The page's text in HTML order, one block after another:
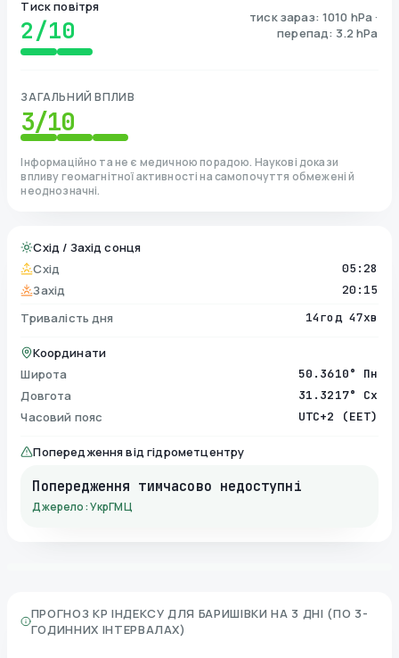
Тиск повітря
2/10
тиск зараз: 1010 hPa ·
перепад: 3.2 hPa
ЗАГАЛЬНИЙ ВПЛИВ
3/10
Інформаційно та не є медичною порадою. Наукові докази
впливу геомагнітної активності на самопочуття обмежені й
неоднозначні.
Схід / Захід сонця
Схід
05:28
Захід 20:15
Тривалість дня 14год 47хв
Координати
Широта
50.3610° Пн
Довгота 31.3217° Сх
Часовий пояс UTC+2 (EET)
Попередження від гідрометцентру
Попередження тимчасово недоступні
Джерело: УкрГМЦ
ПРОГНОЗ KP ІНДЕКСУ ДЛЯ БАРИШІВКИ НА 3 ДНІ (ПО 3-
ГОДИННИХ ІНТЕРВАЛАХ)